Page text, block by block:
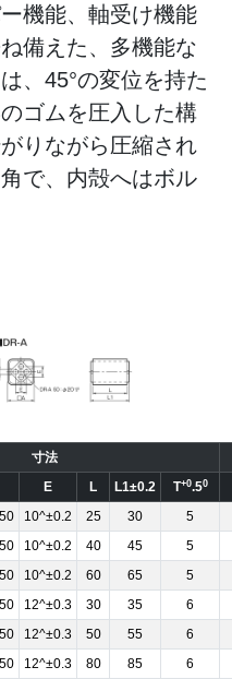
機能、軸受け機能
備えた、多機能な
、45°の変位を持た
ゴムを圧入した構
りながら圧縮され
で、内殻へはボル
寸法
E L L1±0.2 T+0.50
10^±0.2 25 30
5
10^±0.2 40 45
5
10^±0.2 60 65
5
12^±0.3 30 35
6
12^±0.3 50 55
6
12^±0.3 80 85
6